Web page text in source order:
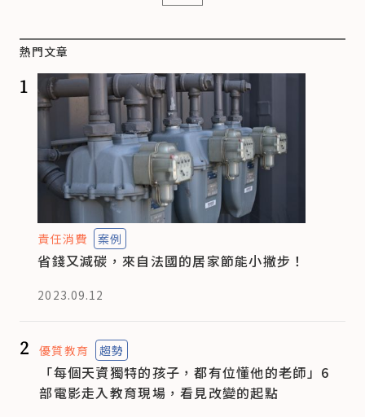
熱門文章
1
責任消費 案例
省錢又減碳，來自法國的居家節能小撇步！
2023.09.12
2 優質教育 趨勢
「每個天資獨特的孩子，都有位懂他的老師」6
部電影走入教育現場，看見改變的起點